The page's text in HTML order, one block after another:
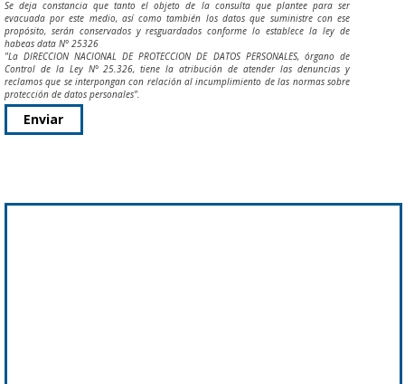
Se deja constancia que tanto el objeto de la consulta que plantee para ser
evacuada por este medio, así como también los datos que suministre con ese
propósito, serán conservados y resguardados conforme lo establece la ley de
habeas data N° 25326
"La DIRECCION NACIONAL DE PROTECCION DE DATOS PERSONALES, órgano de
Control de la Ley N° 25.326, tiene la atribución de atender las denuncias y
reclamos que se interpongan con relación al incumplimiento de las normas sobre
protección de datos personales".